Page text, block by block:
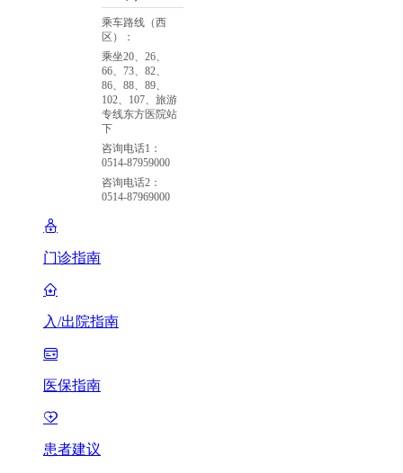
乘车路线（西
区）：
乘坐20、26、
66、73、82、
86、88、89、
102、107、旅游
专线东方医院站
下
咨询电话1：
0514-87959000
咨询电话2：
0514-87969000
门诊指南
入/出院指南
医保指南
患者建议